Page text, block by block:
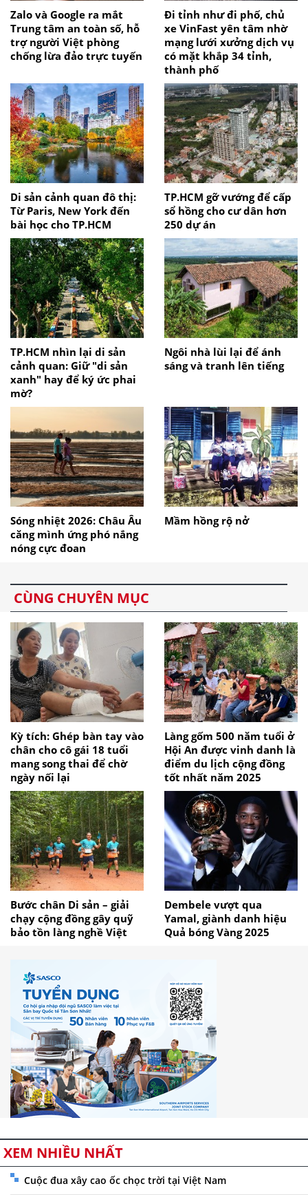
Zalo và Google ra mắt
Trung tâm an toàn số, hỗ
trợ người Việt phòng
chống lừa đảo trực tuyến
Đi tỉnh như đi phố, chủ
xe VinFast yên tâm nhờ
mạng lưới xưởng dịch vụ
có mặt khắp 34 tỉnh,
thành phố
Di sản cảnh quan đô thị:
Từ Paris, New York đến
bài học cho TP.HCM
TP.HCM gỡ vướng để cấp
sổ hồng cho cư dân hơn
250 dự án
TP.HCM nhìn lại di sản
cảnh quan: Giữ "di sản
xanh" hay để ký ức phai
mờ?
Ngôi nhà lùi lại để ánh
sáng và tranh lên tiếng
Sóng nhiệt 2026: Châu Âu
căng mình ứng phó nắng
nóng cực đoan
Mầm hồng rộ nở
CÙNG CHUYÊN MỤC
Kỳ tích: Ghép bàn tay vào
chân cho cô gái 18 tuổi
mang song thai để chờ
ngày nối lại
Làng gốm 500 năm tuổi ở
Hội An được vinh danh là
điểm du lịch cộng đồng
tốt nhất năm 2025
Bước chân Di sản – giải
chạy cộng đồng gây quỹ
bảo tồn làng nghề Việt
Dembele vượt qua
Yamal, giành danh hiệu
Quả bóng Vàng 2025
XEM NHIỀU NHẤT
Cuộc đua xây cao ốc chọc trời tại Việt Nam